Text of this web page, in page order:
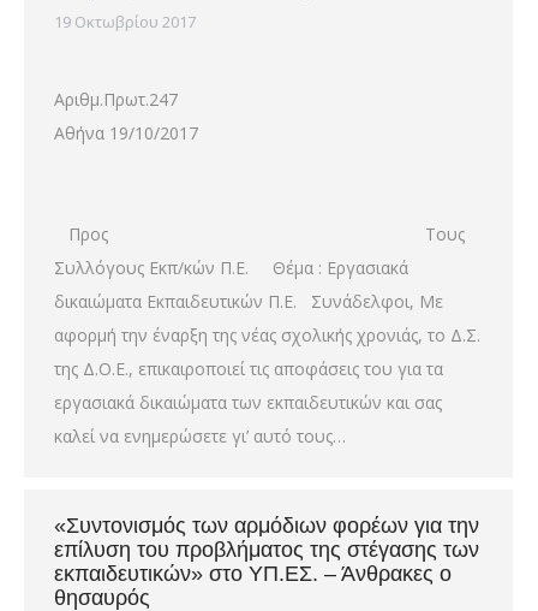
19 Οκτωβρίου 2017
Αριθμ.Πρωτ.247
Αθήνα 19/10/2017
Προς Τους
Συλλόγους Εκπ/κών Π.Ε. Θέμα : Εργασιακά
δικαιώματα Εκπαιδευτικών Π.Ε. Συνάδελφοι, Με
αφορμή την έναρξη της νέας σχολικής χρονιάς, το Δ.Σ.
της Δ.Ο.Ε., επικαιροποιεί τις αποφάσεις του για τα
εργασιακά δικαιώματα των εκπαιδευτικών και σας
καλεί να ενημερώσετε γι’ αυτό τους…
«Συντονισμός των αρμόδιων φορέων για την
επίλυση του προβλήματος της στέγασης των
εκπαιδευτικών» στο ΥΠ.ΕΣ. – Άνθρακες ο
θησαυρός